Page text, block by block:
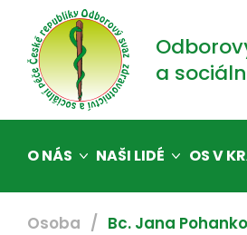
Osoba Bc. Jana
a
O NÁS NAŠI LIDÉ OS V